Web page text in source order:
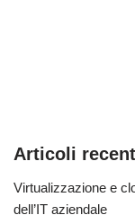
Articoli
Virtualizzazione e
dell’IT aziendale